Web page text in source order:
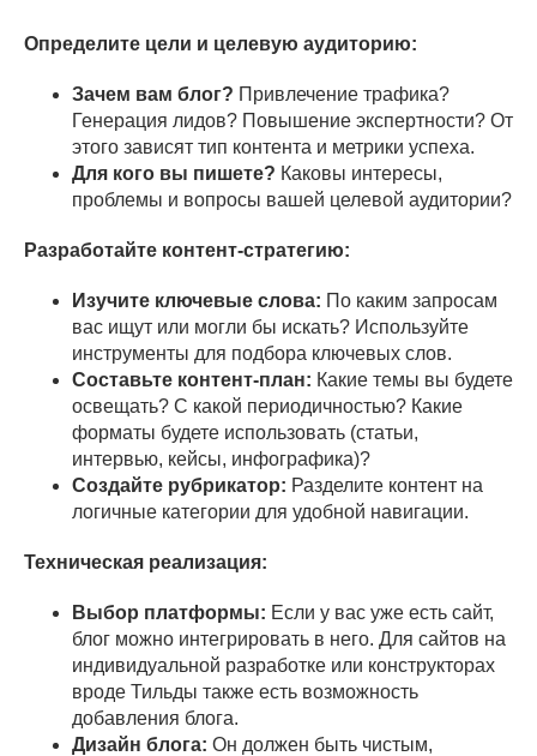
Определите цели и целевую аудиторию:
Зачем вам блог? Привлечение трафика?
Генерация лидов? Повышение экспертности? От
этого зависят тип контента и метрики успеха.
Для кого вы пишете? Каковы интересы,
проблемы и вопросы вашей целевой аудитории?
Разработайте контент-стратегию:
Изучите ключевые слова: По каким запросам
вас ищут или могли бы искать? Используйте
инструменты для подбора ключевых слов.
Составьте контент-план: Какие темы вы будете
освещать? С какой периодичностью? Какие
форматы будете использовать (статьи,
интервью, кейсы, инфографика)?
Создайте рубрикатор: Разделите контент на
логичные категории для удобной навигации.
Техническая реализация:
Выбор платформы: Если у вас уже есть сайт,
блог можно интегрировать в него. Для сайтов на
индивидуальной разработке или конструкторах
вроде Тильды также есть возможность
добавления блога.
Дизайн блога: Он должен быть чистым,